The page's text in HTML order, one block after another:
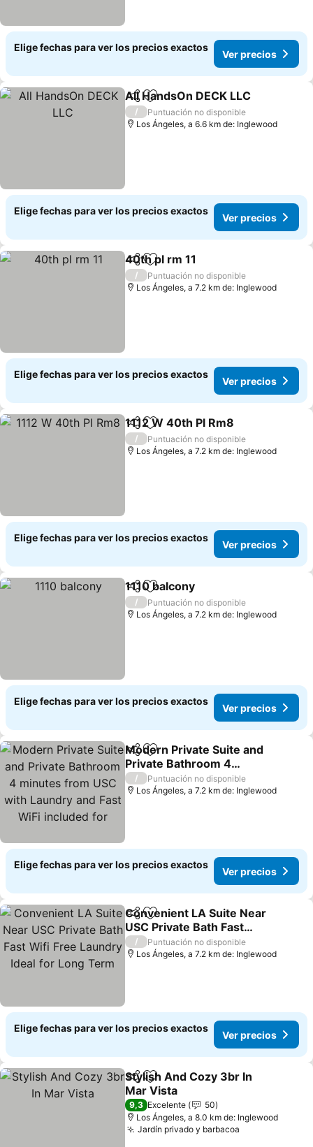
Elige fechas para ver los precios exactos
Ver precios
CompartirAgregar a favoritos
All HandsOn DECK LLC
/
Puntuación no disponible
Los Ángeles, a 6.6 km de: Inglewood
Elige fechas para ver los precios exactos
Ver precios
CompartirAgregar a favoritos
40th pl rm 11
/
Puntuación no disponible
Los Ángeles, a 7.2 km de: Inglewood
Elige fechas para ver los precios exactos
Ver precios
CompartirAgregar a favoritos
1112 W 40th Pl Rm8
/
Puntuación no disponible
Los Ángeles, a 7.2 km de: Inglewood
Elige fechas para ver los precios exactos
Ver precios
CompartirAgregar a favoritos
1110 balcony
/
Puntuación no disponible
Los Ángeles, a 7.2 km de: Inglewood
Elige fechas para ver los precios exactos
Ver precios
CompartirAgregar a favoritos
Modern Private Suite and
Private Bathroom 4
minutes from USC with
Laundry and Fast WiFi
/
Puntuación no disponible
Los Ángeles, a 7.2 km de: Inglewood
Elige fechas para ver los precios exactos
Ver precios
CompartirAgregar a favoritos
Convenient LA Suite Near
USC Private Bath Fast
Wifi Free Laundry Ideal
for Long Term
/
Puntuación no disponible
Los Ángeles, a 7.2 km de: Inglewood
Elige fechas para ver los precios exactos
Ver precios
CompartirAgregar a favoritos
Stylish And Cozy 3br In
Mar Vista
9,3 Excelente
50
Los Ángeles, a 8.0 km de: Inglewood
Jardín privado y barbacoa